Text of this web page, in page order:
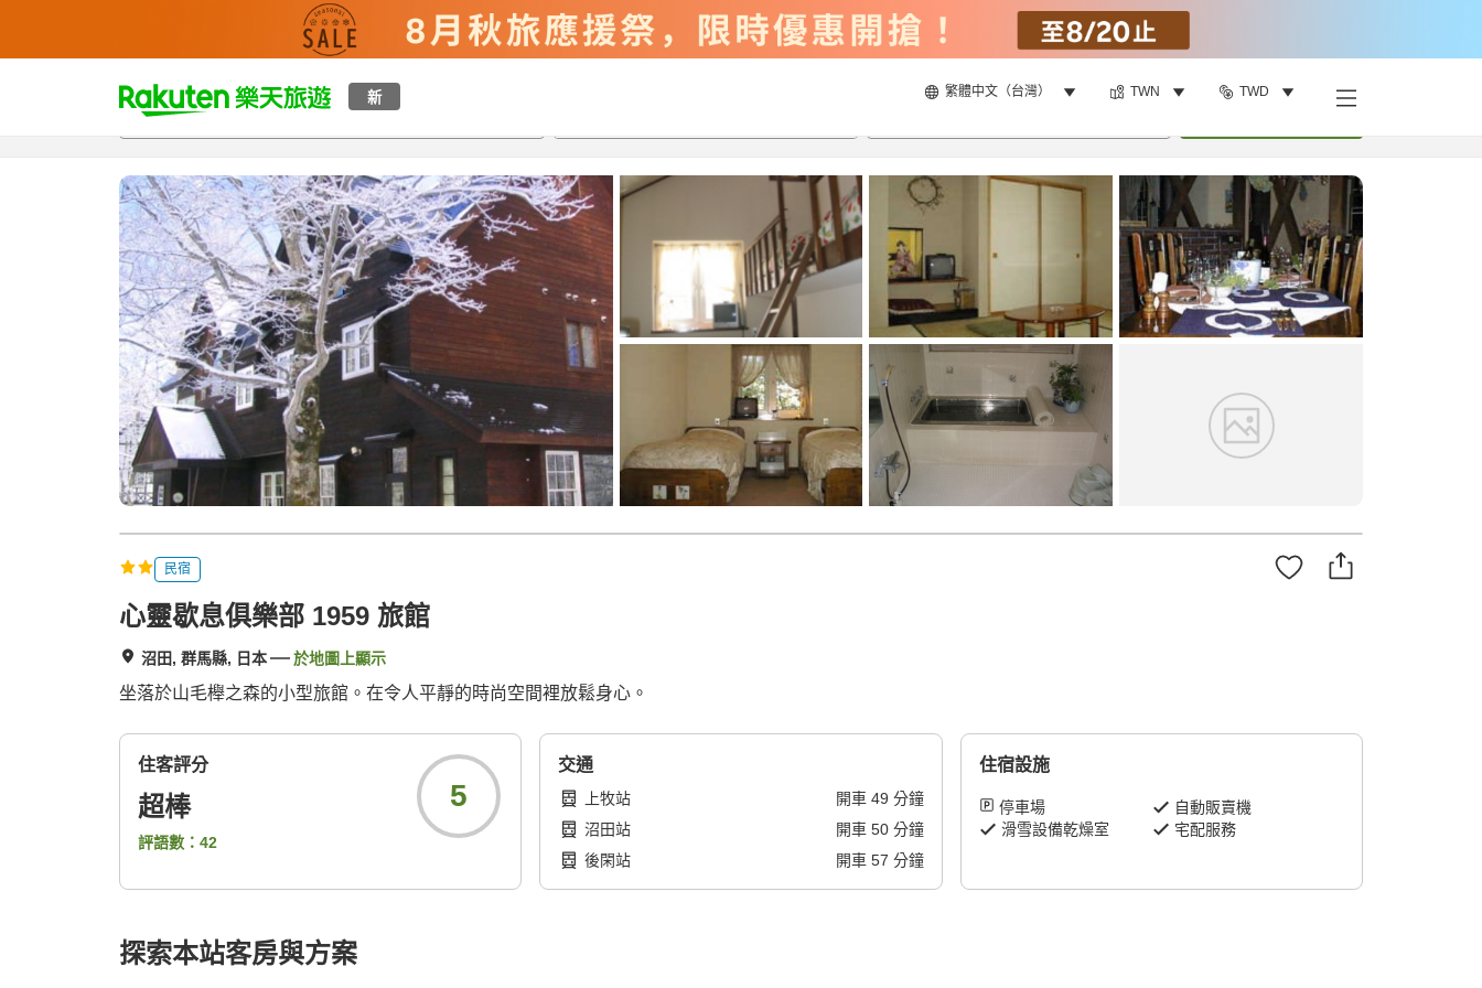
新 繁體中文（台灣） TWN TWD
t
p
a
g
e
_
s
e
a
r
c
h
總覽客房與方案評語設施
民宿
心靈歇息俱樂部 1959 旅館
沼田, 群馬縣, 日本 於地圖上顯示
坐落於山毛櫸之森的小型旅館。在令人平靜的時尚空間裡放鬆身心。
住客評分
超棒
評語數： 42
5
交通
上牧站 開車 49 分鐘
沼田站
開車 50分鐘
後閑站
開車 57 分鐘
住宿設施
停車場
自動販賣機
滑雪設備乾燥室
宅配服務
探索本站客房與方案